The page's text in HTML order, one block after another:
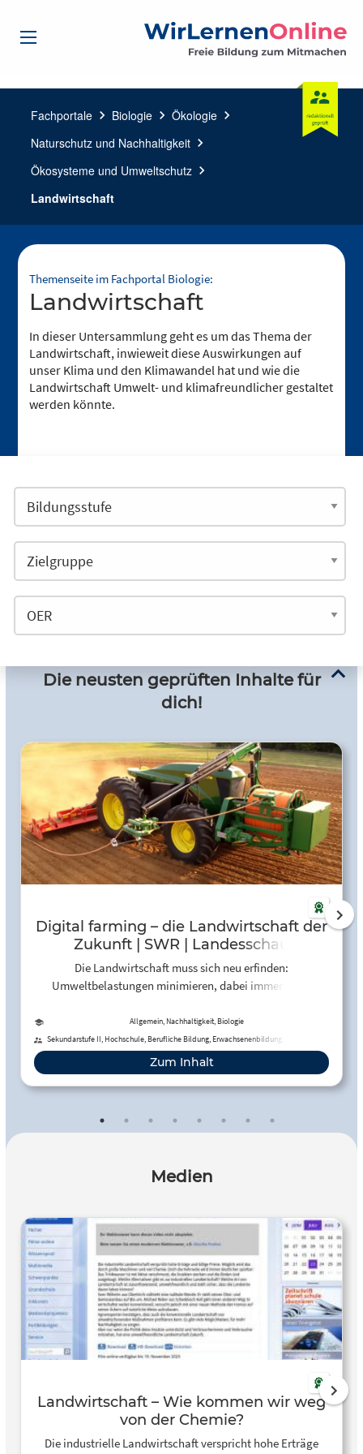
Fachportale chevron_right Biologie chevron_right Ökologie chevron_right
Naturschutz und Nachhaltigkeit chevron_right
Ökosysteme und Umweltschutz chevron_right
Landwirtschaft
Themenseite im Fachportal Biologie:
Landwirtschaft
In dieser Untersammlung geht es um das Thema der
Landwirtschaft, inwieweit diese Auswirkungen auf
unser Klima und den Klimawandel hat und wie die
Landwirtschaft Umwelt- und klimafreundlicher gestaltet
werden könnte.
Die neusten geprüften Inhalte für
dich!
Digital farming – die Landwirtschaft der
Zukunft | SWR | Landesschau
Rheinland-Pfalz - YouTube
Die Landwirtschaft muss sich neu erfinden:
Umweltbelastungen minimieren, dabei immer mehr
Antwort auf diese Herausforderung. In diesem Video wird
erklärt, was das genau ist.
Allgemein, Nachhaltigkeit, Biologie
Sekundarstufe II, Hochschule, Berufliche Bildung, Erwachsenenbildung, Fortbildung
Zum Inhalt
Medien
Landwirtschaft – Wie kommen wir weg
von der Chemie?
Die industrielle Landwirtschaft verspricht hohe Erträge